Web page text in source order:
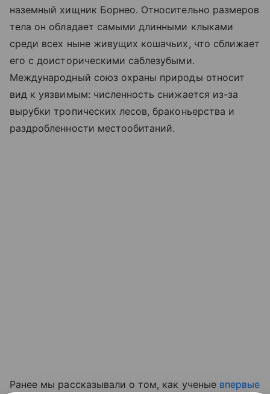
наземный хищник Борнео. Относительно размеров
тела он обладает самыми длинными клыками
среди всех ныне живущих кошачьих, что сближает
его с доисторическими саблезубыми.
Международный союз охраны природы относит
вид к уязвимым: численность снижается из-за
вырубки тропических лесов, браконьерства и
раздробленности местообитаний.
Ранее мы рассказывали о том, как ученые впервые